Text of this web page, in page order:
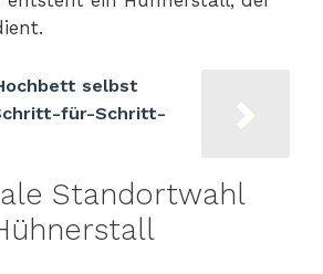
selbst
für-Schritt-
Standortwahl